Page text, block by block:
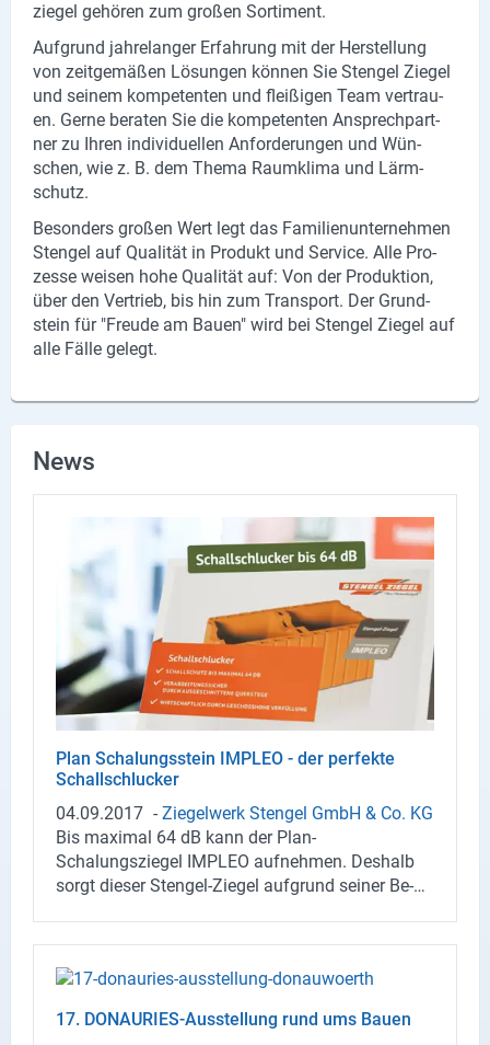
zie­gel ge­hö­ren zum gro­ßen Sor­ti­ment.
Auf­grund jah­re­lan­ger Er­fah­rung mit der Her­stel­lung
von zeit­ge­mä­ßen Lö­sun­gen kön­nen Sie Sten­gel Zie­gel
und sei­nem kom­pe­ten­ten und flei­ßi­gen Team ver­trau­
en. Gerne be­ra­ten Sie die kom­pe­ten­ten An­sprech­part­
ner zu Ihren in­di­vi­du­el­len An­for­de­run­gen und Wün­
schen, wie z. B. dem Thema Raum­kli­ma und Lärm­
schutz.
Be­son­ders gro­ßen Wert legt das Fa­mi­li­en­un­ter­neh­men
Sten­gel auf Qua­li­tät in Pro­dukt und Ser­vice. Alle Pro­
zes­se wei­sen hohe Qua­li­tät auf: Von der Pro­duk­ti­on,
über den Ver­trieb, bis hin zum Trans­port. Der Grund­
stein für "Freu­de am Bauen" wird bei Sten­gel Zie­gel auf
alle Fälle ge­legt.
News
Plan Scha­lungs­stein IM­PLEO - der per­fek­te
Schall­schlu­cker
04.09.2017 - Zie­gel­werk Sten­gel GmbH & Co. KG
Bis ma­xi­mal 64 dB kann der Plan-​
Schalungsziegel IM­PLEO auf­neh­men. Des­halb
sorgt die­ser Stengel-​Ziegel auf­grund sei­ner Be­
unter: https://stengel-​ziegel.de/An­sprech­part­ner
17. DONAURIES-​Ausstellung rund ums Bauen